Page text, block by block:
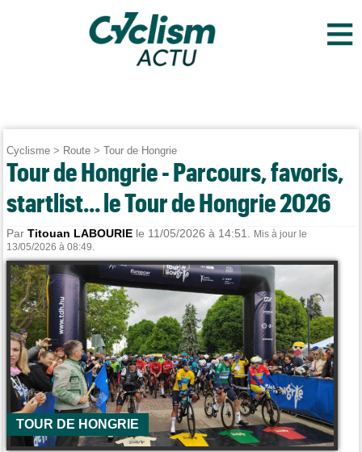
≡
Cyclisme > Route >Tour de Hongrie
Tour de Hongrie - Parcours, favoris,
startlist... le Tour de Hongrie 2026
ParTitouan LABOURIE le 11/05/2026 à 14:51.
Mis à jour le
13/05/2026 à 08:49.
TOUR DE HONGRIE